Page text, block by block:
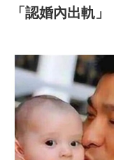
「認婚內出軌